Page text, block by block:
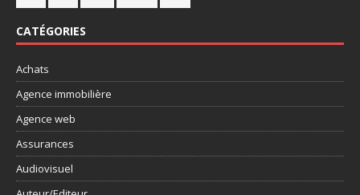
CATÉGORIES
Achats
Agence immobilière
Agence web
Assurances
Audiovisuel